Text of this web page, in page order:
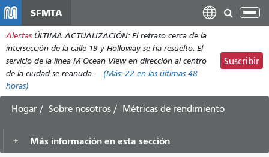
contenido
principal
SFMTA
Alertas ÚLTIMA ACTUALIZACIÓN: El retraso cerca de la
intersección de la calle 19 y Holloway se ha resuelto. El
servicio de la línea M Ocean View en dirección al centro
de la ciudad se reanuda.
(Más: 22 en las últimas 48
horas)
Suscribir
Hogar Sobre nosotros Métricas de rendimiento
Más información en esta sección